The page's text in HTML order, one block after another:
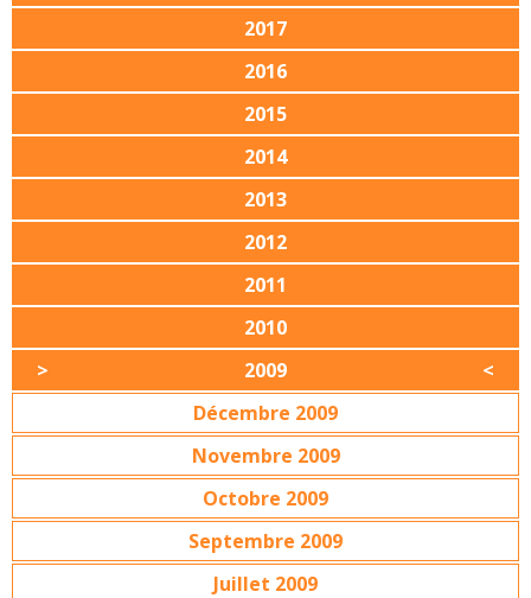
2017
2016
2015
2014
2013
2012
2011
2010
2009
Décembre 2009
Novembre 2009
Octobre 2009
Septembre 2009
Juillet 2009